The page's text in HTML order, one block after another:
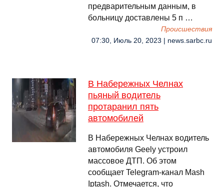
предварительным данным, в
больницу доставлены 5 п …
Происшествия
07:30, Июль 20, 2023 | news.sarbc.ru
В Набережных Челнах
пьяный водитель
протаранил пять
автомобилей
В Набережных Челнах водитель
автомобиля Geely устроил
массовое ДТП. Об этом
сообщает Telegram-канал Mash
Iptash. Отмечается, что